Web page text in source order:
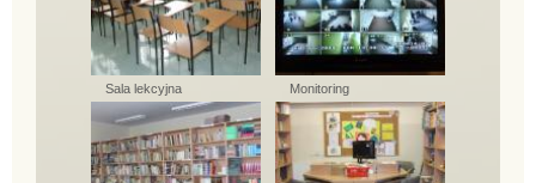
Sala lekcyjna Monitoring